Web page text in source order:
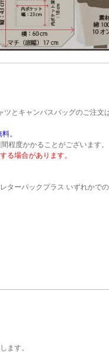
ツとキャンバスバッグのご注文
。
程度かかることがございます。
る場合があります。
ターパックプラス いずれかで
ます。